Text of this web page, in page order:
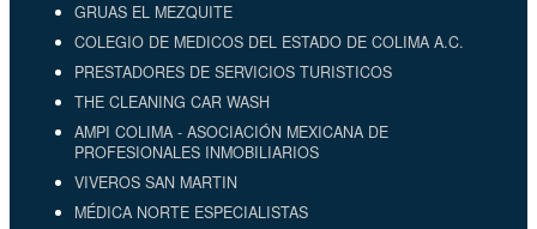
GRUAS EL MEZQUITE
COLEGIO DE MEDICOS DEL ESTADO DE COLIMA A.C.
PRESTADORES DE SERVICIOS TURISTICOS
THE CLEANING CAR WASH
AMPI COLIMA - ASOCIACIÓN MEXICANA DE
PROFESIONALES INMOBILIARIOS
VIVEROS SAN MARTIN
MÉDICA NORTE ESPECIALISTAS